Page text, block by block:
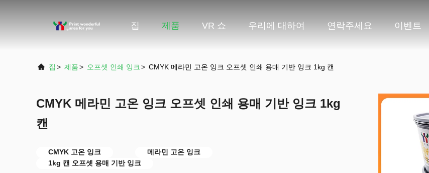
집 제품 VR 쇼 우리에 대하여 연락주세요 이벤트
집 > 제품> 오프셋 인쇄 잉크 > CMYK 메라민 고온 잉크 오프셋 인쇄 용매 기반 잉크 1kg 캔
CMYK 메라민 고온 잉크 오프셋 인쇄 용매 기반 잉크 1kg
캔
CMYK 고온 잉크
메라민 고온 잉크
1kg 캔 오프셋 용매 기반 잉크